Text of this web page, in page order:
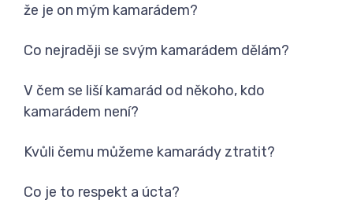
že je on mým kamarádem?
Co nejraději se svým kamarádem dělám?
V čem se liší kamarád od někoho, kdo
kamarádem není?
Kvůli čemu můžeme kamarády ztratit?
Co je to respekt a úcta?